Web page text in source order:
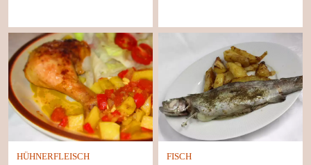
HÜHNERFLEISCH FISCH